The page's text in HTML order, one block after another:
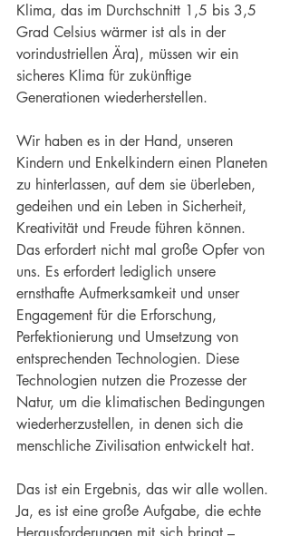
Klima, das im Durchschnitt 1,5 bis 3,5
Grad Celsius wärmer ist als in der
vorindustriellen Ära), müssen wir ein
sicheres Klima für zukünftige
Generationen wiederherstellen.
Wir haben es in der Hand, unseren
Kindern und Enkelkindern einen Planeten
zu hinterlassen, auf dem sie überleben,
gedeihen und ein Leben in Sicherheit,
Kreativität und Freude führen können.
Das erfordert nicht mal große Opfer von
uns. Es erfordert lediglich unsere
ernsthafte Aufmerksamkeit und unser
Engagement für die Erforschung,
Perfektionierung und Umsetzung von
entsprechenden Technologien. Diese
Technologien nutzen die Prozesse der
Natur, um die klimatischen Bedingungen
wiederherzustellen, in denen sich die
menschliche Zivilisation entwickelt hat.
Das ist ein Ergebnis, das wir alle wollen.
Ja, es ist eine große Aufgabe, die echte